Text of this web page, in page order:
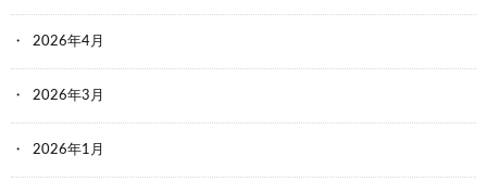
2026年4月
2026年3月
2026年1月